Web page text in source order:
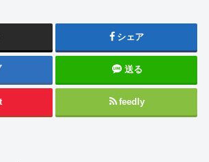
シェア
送る
feedly